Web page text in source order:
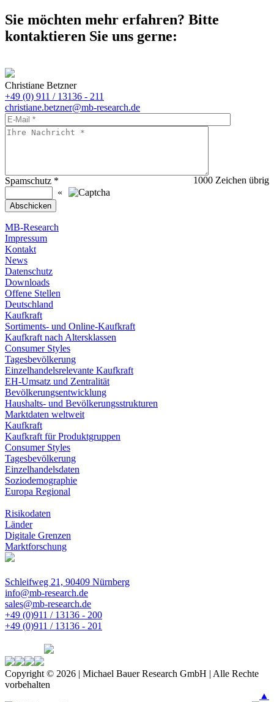
Sie möchten mehr erfahren? Bitte
kontaktieren Sie uns gerne:
Christiane Betzner
+49 (0) 911 / 13136 - 211
christiane.betzner@mb-research.de
1000 Zeichen übrig
Spamschutz *
«
MB-Research
Impressum
Kontakt
News
Datenschutz
Downloads
Offene Stellen
Deutschland
Kaufkraft
Sortiments- und Online-Kaufkraft
Kaufkraft nach Altersklassen
Consumer Styles
Tagesbevölkerung
Einzelhandelsrelevante Kaufkraft
EH-Umsatz und Zentralität
Bevölkerungsentwicklung
Haushalts- und Bevölkerungsstrukturen
Marktdaten weltweit
Kaufkraft
Kaufkraft für Produktgruppen
Consumer Styles
Tagesbevölkerung
Einzelhandelsdaten
Soziodemographie
Europa Regional
Risikodaten
Länder
Digitale Grenzen
Marktforschung
Schleifweg 21, 90409 Nürnberg
info@mb-research.de
sales@mb-research.de
+49 (0)911 / 13136 - 200
+49 (0)911 / 13136 - 201
Copyright © 2026 | Michael Bauer Research GmbH | Alle Rechte
vorbehalten
▲